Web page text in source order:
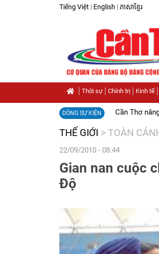
Tiếng Việt | English | ភាសាខ្មែរ
Thời sự Chính trị Kinh tế
DÒNG SỰ KIỆN Cần Thơ
THẾ GIỚI > TOÀN
22/09/2010 - 08:44
Gian nan cuộc
Độ